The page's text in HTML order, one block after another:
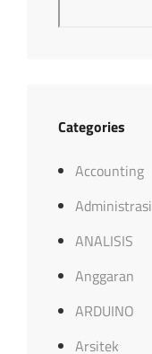
Categories
Accounting
Administrasi
ANALISIS
Anggaran
ARDUINO
Arsitek